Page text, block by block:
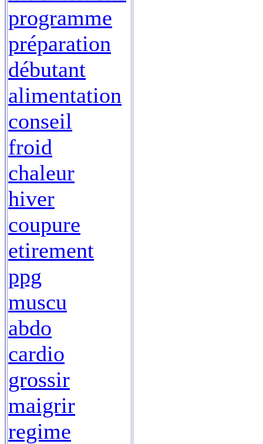
programme
préparation
débutant
alimentation
conseil
froid
chaleur
hiver
coupure
etirement
ppg
muscu
abdo
cardio
grossir
maigrir
regime